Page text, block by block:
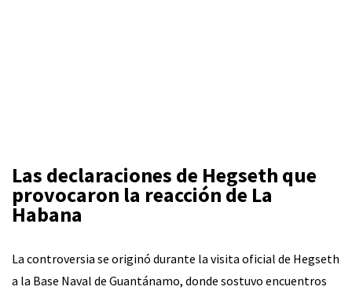
Las declaraciones de Hegseth que
provocaron la reacción de La
Habana
La controversia se originó durante la visita oficial de Hegseth
a la Base Naval de Guantánamo, donde sostuvo encuentros